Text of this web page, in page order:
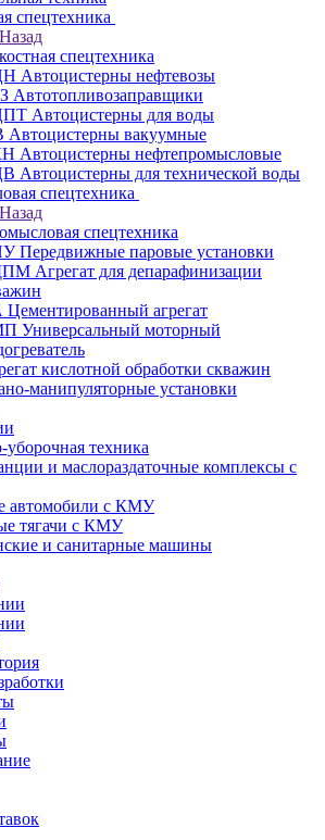
спецтехника
Назад
спецтехника
Автоцистерны нефтевозы
Автотопливозаправщики
Автоцистерны для воды
вакуумные
Автоцистерны нефтепромысловые
Автоцистерны для технической воды
спецтехника
Назад
спецтехника
Передвижные паровые установки
Агрегат для депарафинизации
агрегат
Универсальный моторный
кислотной обработки скважин
манипуляторные установки
техника
и маслораздаточные комплексы с
автомобили с КМУ
тягачи с КМУ
и санитарные машины